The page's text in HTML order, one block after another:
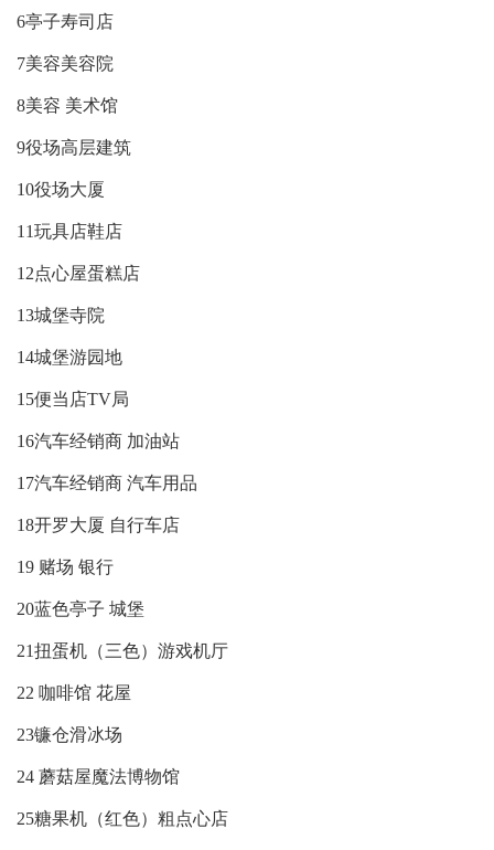
6亭子寿司店
7美容美容院
8美容 美术馆
9役场高层建筑
10役场大厦
11玩具店鞋店
12点心屋蛋糕店
13城堡寺院
14城堡游园地
15便当店TV局
16汽车经销商 加油站
17汽车经销商 汽车用品
18开罗大厦 自行车店
19 赌场 银行
20蓝色亭子 城堡
21扭蛋机（三色）游戏机厅
22 咖啡馆 花屋
23镰仓滑冰场
24 蘑菇屋魔法博物馆
25糖果机（红色）粗点心店